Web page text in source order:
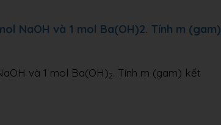
NaOH và 1 mol Ba(OH)2. Tính m (gam)
và 1 mol Ba(OH)2. Tính m (gam) kết